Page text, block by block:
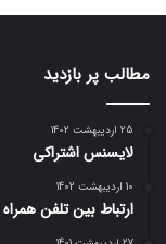
مطالب پر بازدید
25 اردیبهشت 1402
لایسنس اشتراکی
10 اردیبهشت 1402
ارتباط بین تلفن